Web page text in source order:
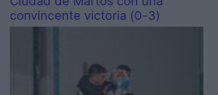
convincente victoria (0-3)